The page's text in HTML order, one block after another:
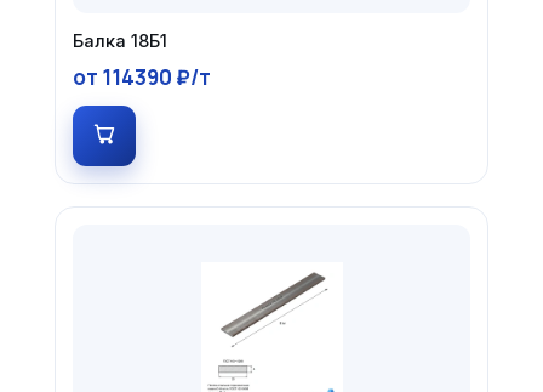
Балка 18Б1
от 114390 ₽/т